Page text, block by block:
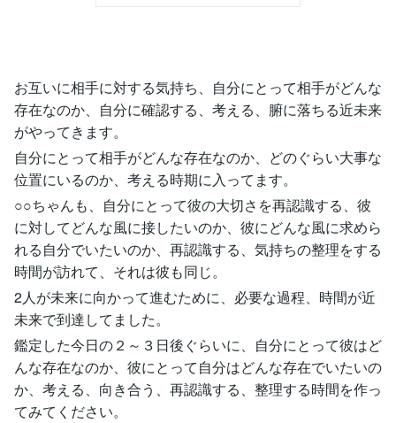
お互いに相手に対する気持ち、自分にとって相手がどんな
存在なのか、自分に確認する、考える、腑に落ちる近未来
がやってきます。
自分にとって相手がどんな存在なのか、どのぐらい大事な
位置にいるのか、考える時期に入ってます。
○○ちゃんも、自分にとって彼の大切さを再認識する、彼
に対してどんな風に接したいのか、彼にどんな風に求めら
れる自分でいたいのか、再認識する、気持ちの整理をする
時間が訪れて、それは彼も同じ。
2人が未来に向かって進むために、必要な過程、時間が近
未来で到達してました。
鑑定した今日の２～３日後ぐらいに、自分にとって彼はど
んな存在なのか、彼にとって自分はどんな存在でいたいの
か、考える、向き合う、再認識する、整理する時間を作っ
てみてください。